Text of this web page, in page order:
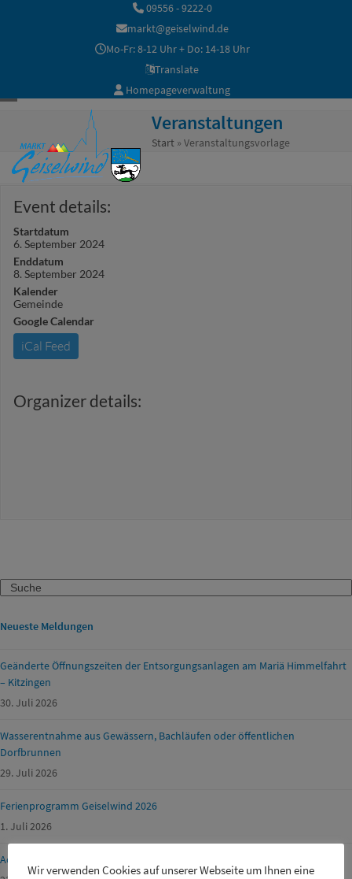
09556 - 9222-0
markt@geiselwind.de
Mo-Fr: 8-12 Uhr + Do: 14-18 Uhr
Translate
Homepageverwaltung
mobile
menu
mobile
menu
Veranstaltungen
Start»Veranstaltungsvorlage
Event details:
Startdatum
6. September 2024
Enddatum
8. September 2024
Kalender
Gemeinde
Google Calendar
iCal Feed
Organizer details:
Search
Neueste Meldungen
Geänderte Öffnungszeiten der Entsorgungsanlagen am Mariä Himmelfahrt
– Kitzingen
30. Juli 2026
Wasserentnahme aus Gewässern, Bachläufen oder öffentlichen
Dorfbrunnen
29. Juli 2026
Ferienprogramm Geiselwind 2026
1. Juli 2026
Achtung Waldbrandgefahr!
Wir verwenden Cookies auf unserer Webseite um Ihnen eine